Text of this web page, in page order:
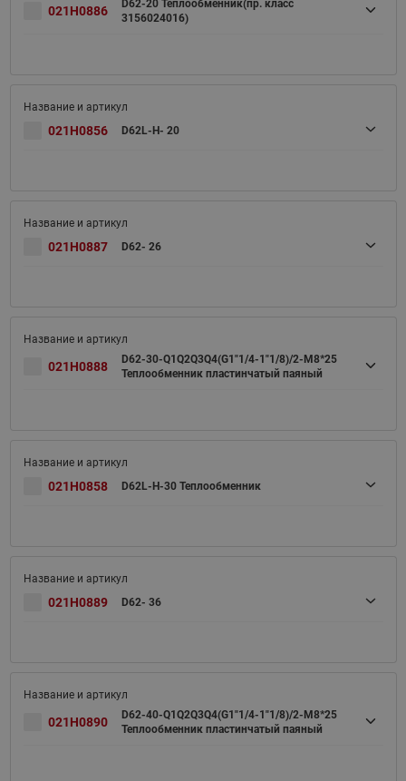
021H0886
D62-20 Теплообменник(пр. класс
3156024016)
021H0856 D62L-H- 20
021H0887 D62- 26
021H0888
D62-30-Q1Q2Q3Q4(G1"1/4-1"1/8)/2-M8*25
Теплообменник пластинчатый паяный
021H0858 D62L-H-30 Теплообменник
021H0889 D62- 36
021H0890
D62-40-Q1Q2Q3Q4(G1"1/4-1"1/8)/2-M8*25
Теплообменник пластинчатый паяный